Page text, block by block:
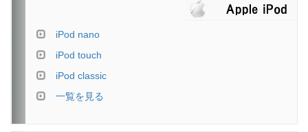
iPod nano
iPod touch
iPod classic
一覧を見る